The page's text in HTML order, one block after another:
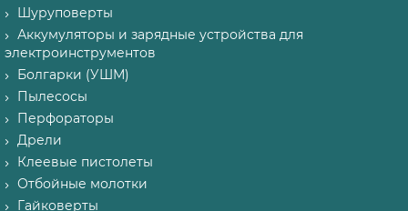
Шуруповерты
Аккумуляторы и зарядные устройства для
электроинструментов
Болгарки (УШМ)
Пылесосы
Перфораторы
Дрели
Клеевые пистолеты
Отбойные молотки
Гайковерты